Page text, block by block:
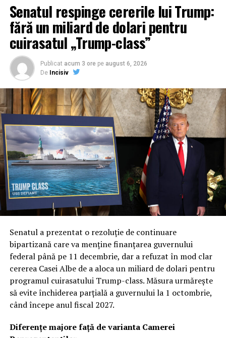
Senatul respinge cererile lui Trump:
fără un miliard de dolari pentru
cuirasatul „Trump-class”
Publicat acum 3 ore pe august 6, 2026
De Incisiv
Senatul a prezentat o rezoluție de continuare
bipartizană care va menține finanțarea guvernului
federal până pe 11 decembrie, dar a refuzat în mod clar
cererea Casei Albe de a aloca un miliard de dolari pentru
programul cuirasatului Trump-class. Măsura urmărește
să evite închiderea parțială a guvernului la 1 octombrie,
când începe anul fiscal 2027.
Diferențe majore față de varianta Camerei